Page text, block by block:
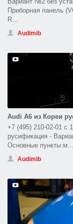
Приборная панель
R...
Audimib
Audi A6 из Кореи
+7 (495) 210-02-01 с
русификация -
Основные пункты м...
Audimib